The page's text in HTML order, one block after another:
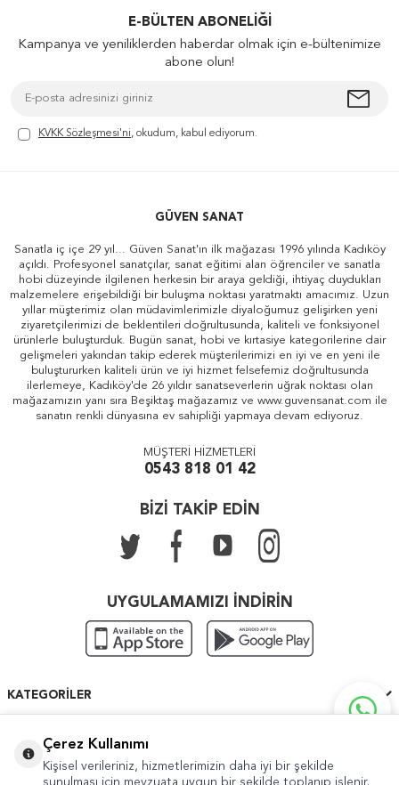
E-BÜLTEN ABONELIĞI
Kampanya ve yeniliklerden haberdar olmak için e-bültenimize
abone olun!
KVKK Sözleşmesi'ni, okudum, kabul ediyorum.
GÜVEN SANAT
Sanatla iç içe 29 yıl... Güven Sanat'ın ilk mağazası 1996 yılında Kadıköy
açıldı. Profesyonel sanatçılar, sanat eğitimi alan öğrenciler ve sanatla
hobi düzeyinde ilgilenen herkesin bir araya geldiği, ihtiyaç duydukları
malzemelere erişebildiği bir buluşma noktası yaratmaktı amacımız. Uzun
yıllar müşterimiz olan müdavimlerimizle diyaloğumuz gelişirken yeni
ziyaretçilerimizi de beklentileri doğrultusunda, kaliteli ve fonksiyonel
ürünlerle buluşturduk. Bugün sanat, hobi ve kırtasiye kategorilerine dair
gelişmeleri yakından takip ederek müşterilerimizi en iyi ve en yeni ile
buluştururken kaliteli ürün ve iyi hizmet felsefemiz doğrultusunda
ilerlemeye, Kadıköy'de 26 yıldır sanatseverlerin uğrak noktası olan
mağazamızın yanı sıra Beşiktaş mağazamız ve www.guvensanat.com ile
sanatın renkli dünyasına ev sahipliği yapmaya devam ediyoruz.
MÜŞTERİ HİZMETLERİ
0543 818 01 42
BİZİ TAKİP EDİN
UYGULAMAMIZI İNDİRİN
KATEGORILER
HIZLI ERIŞIM
Çerez Kullanımı
Kişisel verileriniz, hizmetlerimizin daha iyi bir şekilde
sunulması için mevzuata uygun bir şekilde toplanıp işlenir.